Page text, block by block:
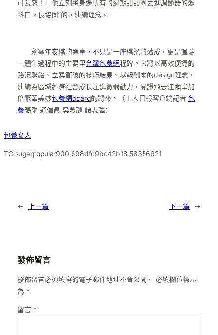
可饒恕！」他立刻將身邊所有的過期甜甜圈丟進調節器的燃
料口。長協同”的可連續理念。
永寧年夜橋的通車，不只是一座橋梁的落成，更是溫瑞
一體化過程中的主要里台灣包養網程碑。它將以高效便捷的
路況聯絡、立異衝破的技巧結果、以報酬本的design理念，
連續為區域經濟社會成長注進微弱動力，見證飛云江兩岸加
倍繁華美妙包養網dcard的將來。（工人日報客戶端記者 包
養張翀 通信員 吳希龍 諸志強）
包養女人
TC:sugarpopular900 698dfc9bc42b18.58356621
← 上一篇 下一篇 →
發佈留言
發佈留言必須填寫的電子郵件地址不會公開。 必填欄位標示
為 *
留言 *